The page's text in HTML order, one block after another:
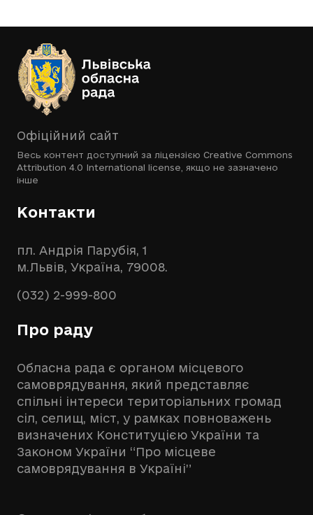
Офіційний сайт
Весь контент доступний за ліцензією Creative Commons
Attribution 4.0 International license , якщо не зазначено
інше
Контакти
пл. Андрія Парубія, 1
м.Львів, Україна, 79008.
(032) 2-999-800
Про раду
Обласна рада є органом місцевого
самоврядування, який представляє
спільні інтереси територіальних громад
сіл, селищ, міст, у рамках повноважень
визначених Конституцією України та
Законом України “Про місцеве
самоврядування в Україні”